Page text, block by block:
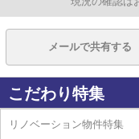
メールで共有する
こだわり特集
リノベーション物件特集